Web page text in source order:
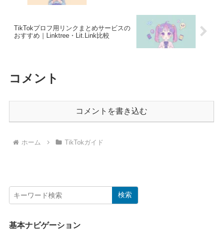
TikTokプロフ用リンクまとめサービスの
おすすめ｜Linktree・Lit.Link比較
コメント
コメントを書き込む
ホーム TikTokガイド
検索
基本ナビゲーション